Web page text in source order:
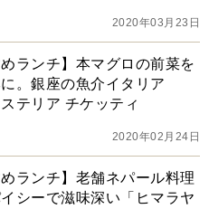
2020年03月23日
めランチ】本マグロの前菜を
。銀座の魚介イタリア
テリア チケッティ
2020年02月24日
めランチ】老舗ネパール料理
シーで滋味深い「ヒマラヤ